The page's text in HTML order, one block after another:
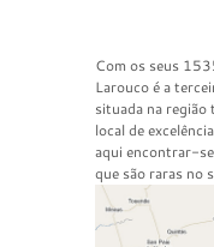
Com os seus
Larouco é a
situada na região
local de
aqui encontrar-
que são raras no